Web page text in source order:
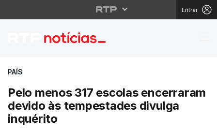
Entrar
Pelo menos 317
PAÍS
Pelo menos 317 escolas encerraram
devido às tempestades divulga
inquérito